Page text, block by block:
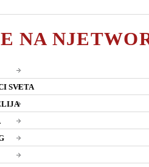
NA
SVETA